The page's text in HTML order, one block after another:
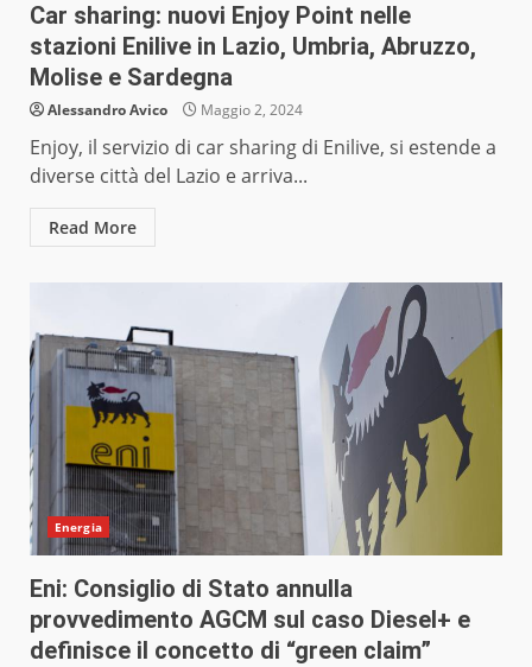
Car sharing: nuovi Enjoy Point nelle
stazioni Enilive in Lazio, Umbria, Abruzzo,
Molise e Sardegna
Alessandro Avico Maggio 2, 2024
Enjoy, il servizio di car sharing di Enilive, si estende a
diverse città del Lazio e arriva...
Read More
Energia
Eni: Consiglio di Stato annulla
provvedimento AGCM sul caso Diesel+ e
definisce il concetto di “green claim”